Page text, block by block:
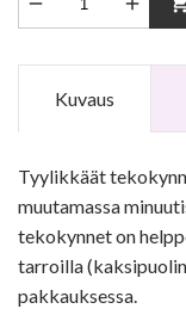
Kuvaus
Tyylikkäät
muutamassa
tekokynnet on
tarroilla
pakkauksessa.